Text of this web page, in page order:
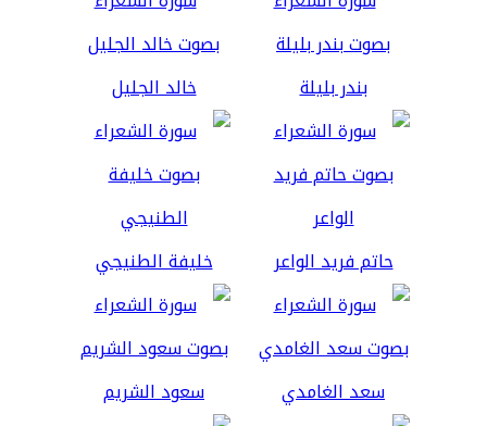
بندر بليلة خالد الجليل
حاتم فريد الواعر خليفة الطنيجي
سعد الغامدي سعود الشريم